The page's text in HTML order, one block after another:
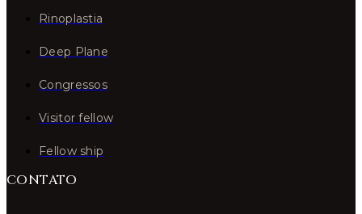
Rinoplastia
Deep Plane
Congressos
Visitor fellow
Fellow ship
CONTATO